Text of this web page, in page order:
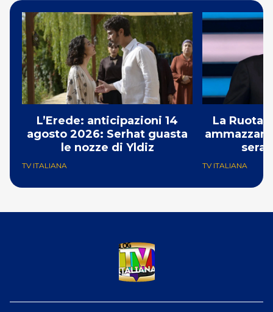
L’Erede: anticipazioni 14
agosto 2026: Serhat guasta
le nozze di Yldiz
TV ITALIANA
La Ruota
TV ITALIANA